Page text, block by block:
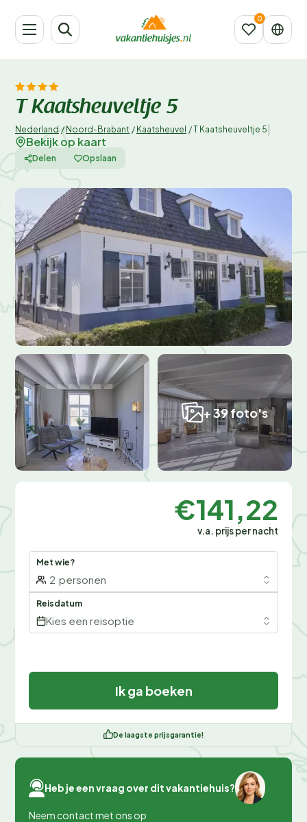
T Kaatsheuveltje 5
Nederland / Noord-Brabant / Kaatsheuvel /T Kaatsheuveltje 5
Bekijk op kaart
Delen Opslaan
+ 39 foto's
€141,22
v.a. prijs per nacht
Met wie?
2 personen
Reisdatum
Kies een reisoptie
Ik ga boeken
De laagste prijsgarantie!
Heb je een vraag over dit vakantiehuis?
Neem contact met ons op